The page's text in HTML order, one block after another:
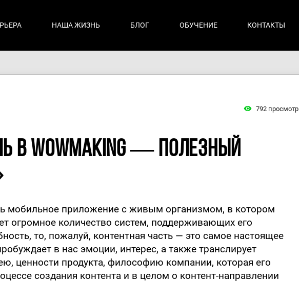
НАША ЖИЗНЬ БЛОГ ОБУЧЕНИЕ КОНТАКТЫ
792 просмотр
в Wowmaking — полезный
мобильное приложение с живым организмом, в котором
огромное количество систем, поддерживающих его
то, пожалуй, контентная часть — это самое настоящее
в нас эмоции, интерес, а также транслирует
ценности продукта, философию компании, которая его
создания контента и в целом о контент-направлении